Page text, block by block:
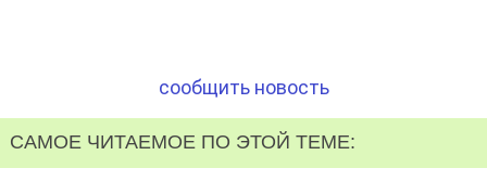
сообщить новость
САМОЕ ЧИТАЕМОЕ ПО ЭТОЙ ТЕМЕ: